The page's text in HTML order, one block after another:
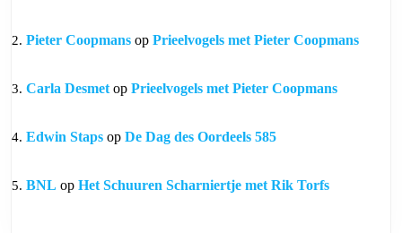
Pieter Coopmans op Prieelvogels met Pieter Coopmans
Carla Desmet op Prieelvogels met Pieter Coopmans
Edwin Staps op De Dag des Oordeels 585
BNL op Het Schuuren Scharniertje met Rik Torfs